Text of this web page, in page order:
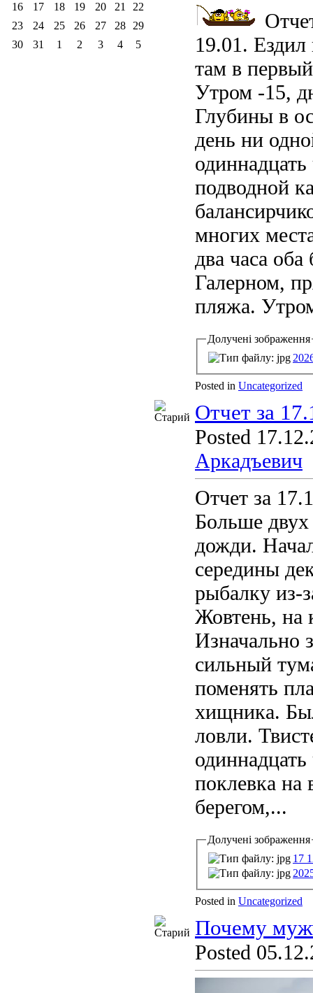
19.01. Ездил
там в
Утром -15,
Глубины в
день ни
подводной
многих
два часа
Галерном,
пляжа.
Долучені зображення
Posted in Uncategorized
Отчет за
Posted
Аркадъевич
Отчет за
Больше
дожди.
середины
рыбалку из-
Жовтень, на
Изначально
сильный
поменять
хищника.
ловли.
поклевка на
берегом,...
Долучені зображення
17
Posted in Uncategorized
Почему
Posted
16
17 18 19 20 21
22
23
24 25 26 27 28
29
30
31 1 2 3 4 5